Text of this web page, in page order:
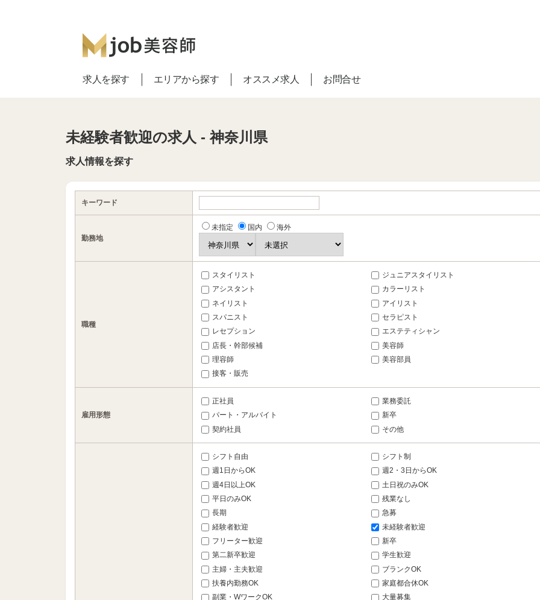
求人を探す エリアから探す オススメ求人 お問合せ
未経験者歓迎の求人 - 神奈川県
求人情報を探す
キーワード
勤務地
未指定 国内 海外
職種
スタイリスト
ジュニアスタイリスト
アシスタント
カラーリスト
ネイリスト
アイリスト
スパニスト
セラピスト
レセプション
エステティシャン
店長・幹部候補
美容師
理容師
美容部員
接客・販売
雇用形態
正社員
業務委託
パート・アルバイト
新卒
契約社員
その他
シフト自由
シフト制
週1日からOK
週2・3日からOK
週4日以上OK
土日祝のみOK
平日のみOK
残業なし
長期
急募
経験者歓迎
未経験者歓迎
フリーター歓迎
新卒
第二新卒歓迎
学生歓迎
主婦・主夫歓迎
ブランクOK
扶養内勤務OK
家庭都合休OK
副業・WワークOK
大量募集